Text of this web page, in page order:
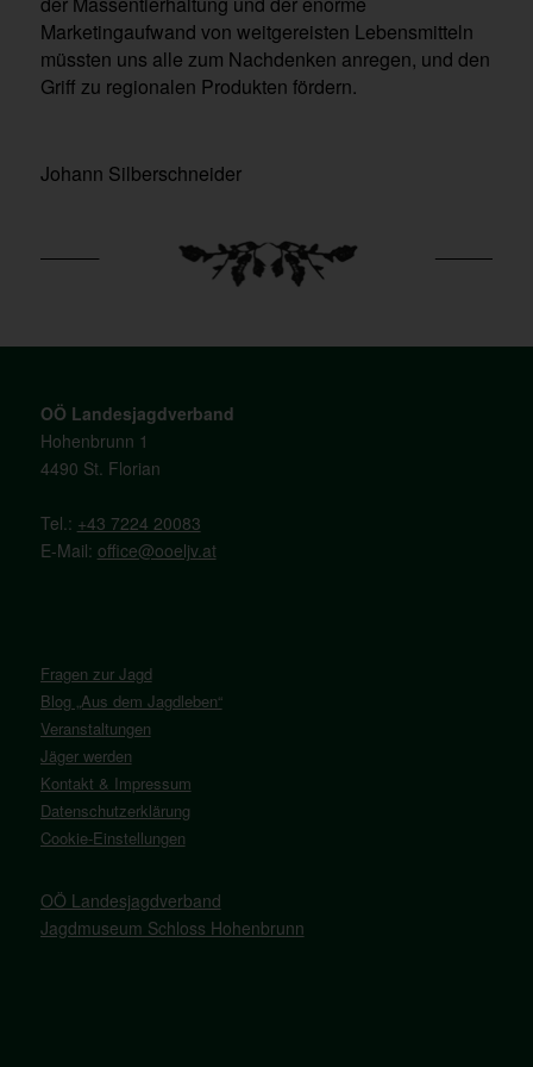
Marketingaufwand von weitgereisten Lebensmitteln
müssten uns alle zum Nachdenken anregen, und den
Griff zu regionalen Produkten fördern.
Johann Silberschneider
OÖ Landesjagdverband
Hohenbrunn 1
4490 St. Florian
Tel.: +43 7224 20083
E-Mail: office@ooeljv.at
Fragen zur Jagd
Blog „Aus dem Jagdleben“
Veranstaltungen
Jäger werden
Kontakt & Impressum
Datenschutzerklärung
Cookie-Einstellungen
OÖ Landesjagdverband
Jagdmuseum Schloss Hohenbrunn